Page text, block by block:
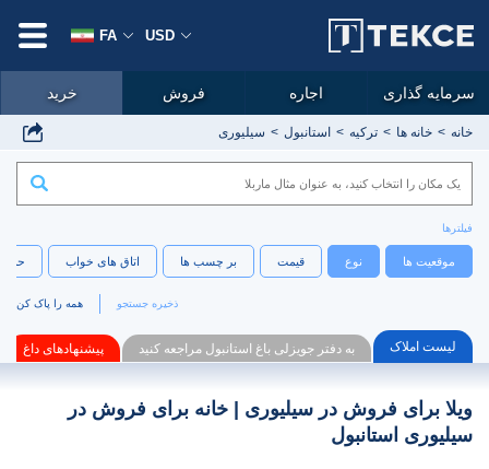
خانه خانه ها ترکیه استانبول سیلیوری
فیلترها
موقعیت ها نوع قیمت بر چسب ها اتاق های خواب
همه را پاک کن ذخیره جستجو
لیست املاک به دفتر جویزلی باغ استانبول مراجعه کنید پیشنهادهای داغ
ویلا برای فروش در سیلیوری | خانه برای فروش در
سیلیوری استانبول
USD
FA
خرید فروش اجاره سرمایه گذاری